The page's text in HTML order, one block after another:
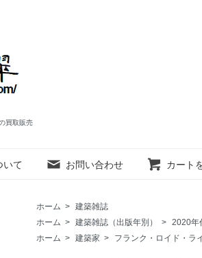
買取販売
いて お問い合わせ カート
ホーム > 建築雑誌
ホーム > 建築雑誌（出版年別） > 2020年
ホーム > 建築家 > フランク・ロイド・ラ